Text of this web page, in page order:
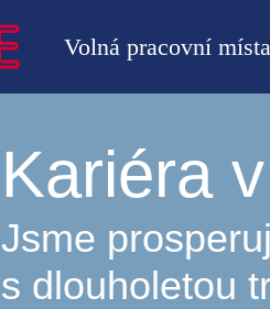
Volná pracovní místa
Kariéra
Jsme
s dlouholetou